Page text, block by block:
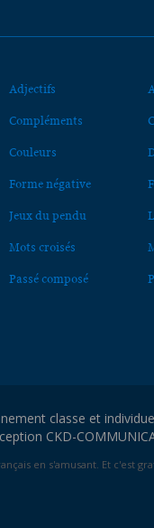
Adjectifs
Compléments
Couleurs
Forme négative
Jeux du pendu
Mots croisés
Passé composé
classe et
CKD-
en s'amusant. Et c'est